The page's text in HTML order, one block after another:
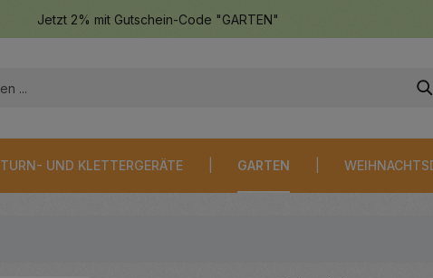
Jetzt 2% mit Gutschein-Code "GARTEN"
TURN- UND KLETTERGERÄTE GARTEN